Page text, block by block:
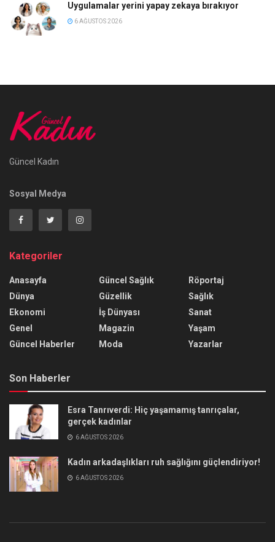
Uygulamalar yerini yapay zekaya bırakıyor
6 AĞUSTOS 2026
Güncel Kadın
Sosyal Medya
Kategoriler
Anasayfa
Dünya
Ekonomi
Genel
Güncel Haberler
Güncel Sağlık
Güzellik
İş Dünyası
Magazin
Moda
Röportaj
Sağlık
Sanat
Yaşam
Yazarlar
Son Haberler
Esra Tanrıverdi: Hiç yaşamamış tanrıçalar,
gerçek kadınlar
6 AĞUSTOS 2026
Kadın arkadaşlıkları ruh sağlığını güçlendiriyor!
6 AĞUSTOS 2026